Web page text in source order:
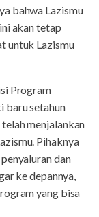
bahwa Lazismu
akan tetap
untuk Lazismu
Program
baru setahun
menjalankan
Pihaknya
dan
ke depannya,
yang bisa